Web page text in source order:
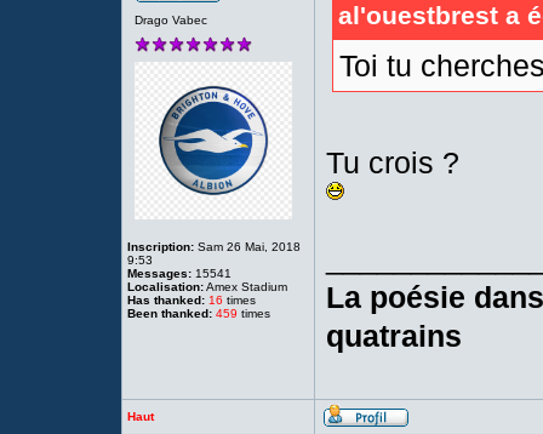
Drago Vabec
Inscription: Sam 26 Mai, 2018
9:53
Messages: 15541
Localisation:Amex Stadium
Has thanked: 16 times
Been thanked: 459 times
al'ouestbrest a
Toi tu
Tu crois ?
La poésie
quatrains
Haut